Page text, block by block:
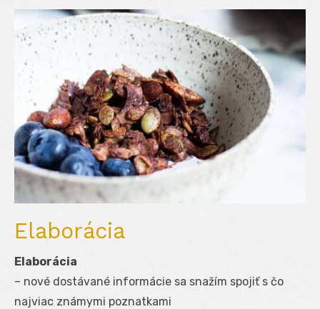
Elaborácia
Elaborácia
– nové dostávané informácie sa snažím spojiť s čo
najviac známymi poznatkami